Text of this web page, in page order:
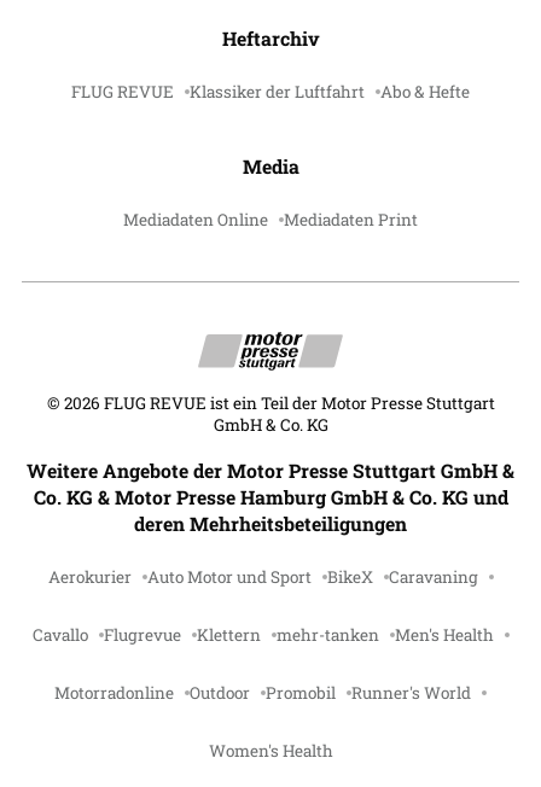
Heftarchiv
FLUG REVUE Klassiker der Luftfahrt Abo & Hefte
Media
Mediadaten Online Mediadaten Print
© 2026 FLUG REVUE ist ein Teil der Motor Presse Stuttgart
GmbH & Co. KG
Weitere Angebote der Motor Presse Stuttgart GmbH &
Co. KG & Motor Presse Hamburg GmbH & Co. KG und
deren Mehrheitsbeteiligungen
Aerokurier Auto Motor und Sport BikeX Caravaning
Cavallo Flugrevue Klettern mehr-tanken Men's Health
Motorradonline Outdoor Promobil Runner's World
Women's Health